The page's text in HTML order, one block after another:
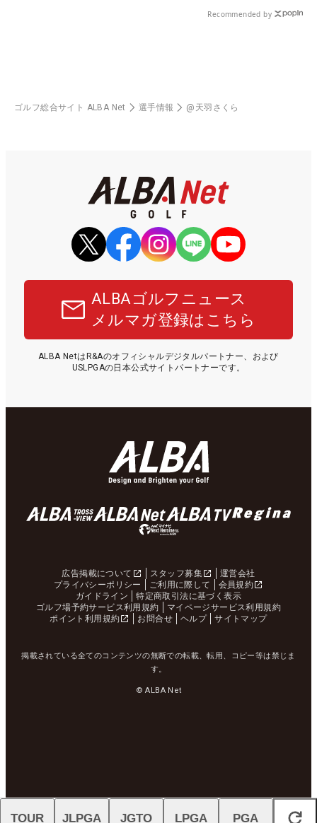
Recommended by
ゴルフ総合サイト ALBA Net 選手情報 @天羽さくら
ALBAゴルフニュース
メルマガ登録はこちら
ALBA NetはR&Aのオフィシャルデジタルパートナー、および
USLPGAの日本公式サイトパートナーです。
広告掲載について スタッフ募集
運営会社
プライバシーポリシー
ご利用に際して
会員規約
ガイドライン
特定商取引法に基づく表示
ゴルフ場予約サービス利用規約
マイページサービス利用規約
ポイント利用規約
お問合せ ヘルプ サイトマップ
掲載されている全てのコンテンツの無断での転載、転用、コピー等は禁じま
す。
© ALBA Net
閉じる
TOUR JLPGA JGTO LPGA PGA